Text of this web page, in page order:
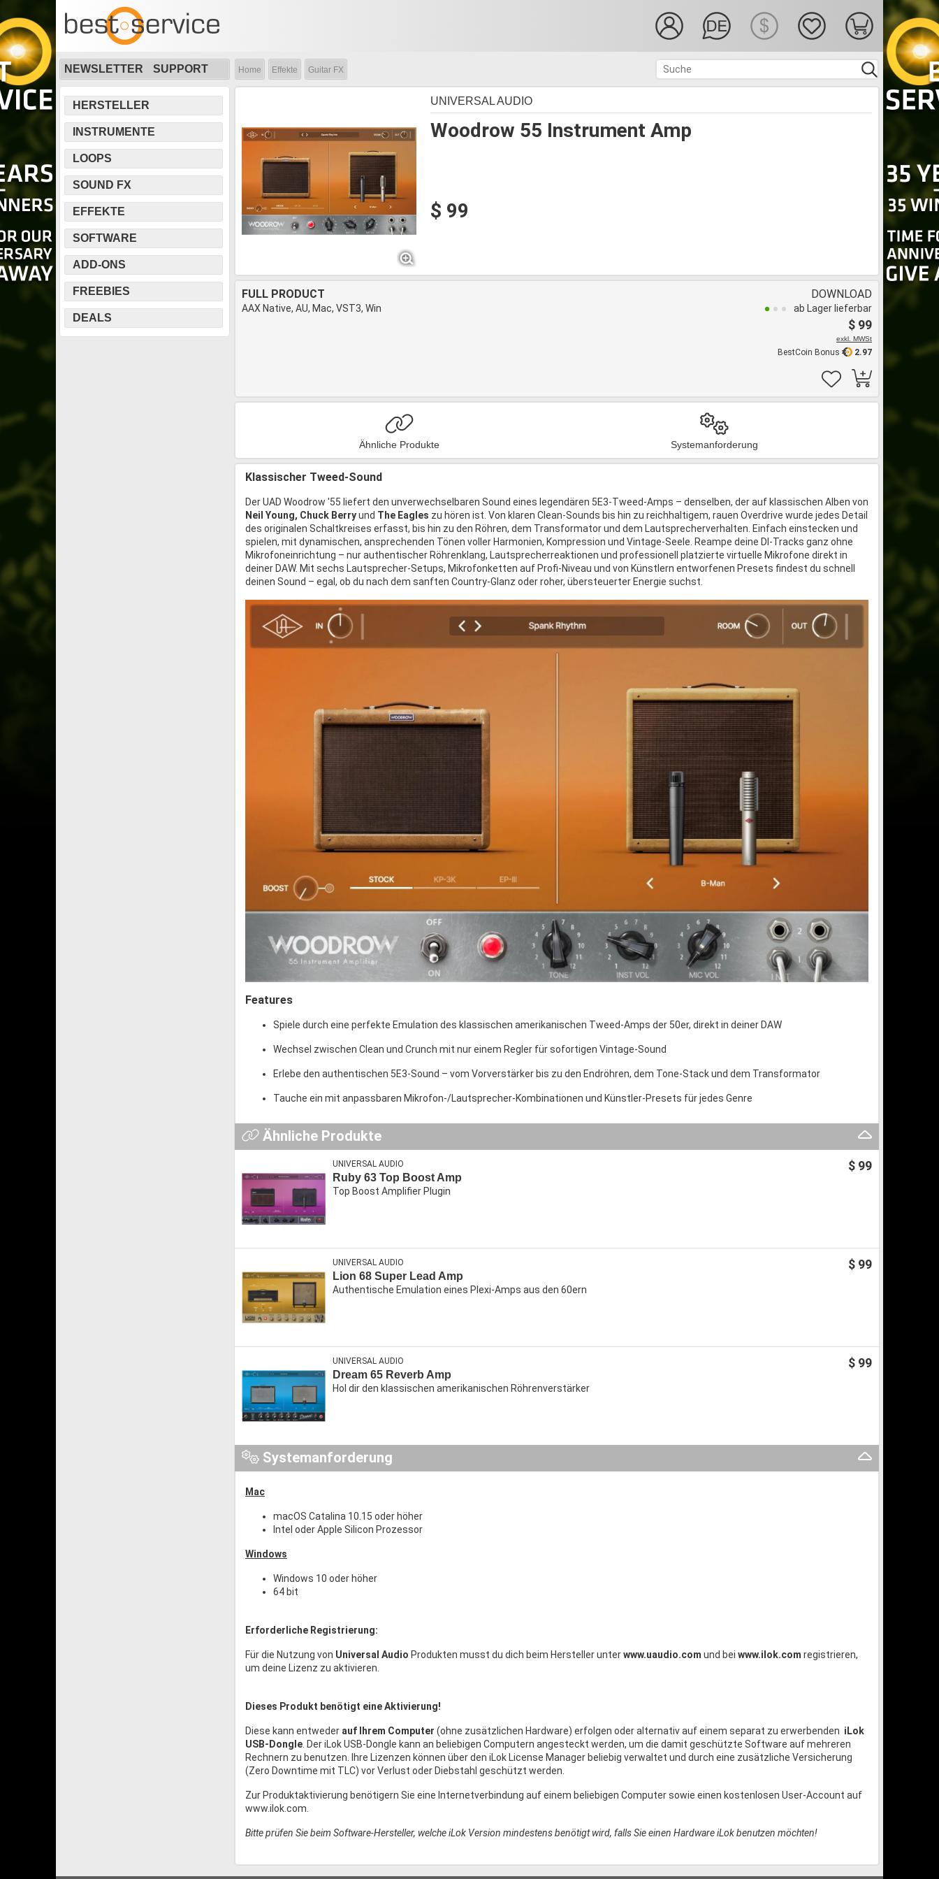
NEWSLETTER SUPPORT Home Effekte Guitar FX
HERSTELLER
INSTRUMENTE
LOOPS
SOUND FX
EFFEKTE
SOFTWARE
ADD-ONS
FREEBIES
DEALS
Woodrow 55 Instrument Amp
UNIVERSAL AUDIO
$ 99
FULL PRODUCT
AAX Native, AU, Mac, VST3, Win
DOWNLOAD
ab Lager lieferbar
$ 99
exkl. MWSt
2.97
BestCoin Bonus
Ähnliche Produkte Systemanforderung
Klassischer Tweed-Sound
Der UAD Woodrow '55 liefert den unverwechselbaren Sound eines legendären 5E3-Tweed-Amps – denselben, der auf klassischen Alben von
Neil Young, Chuck Berryund The Eagles zu hören ist. Von klaren Clean-Sounds bis hin zu reichhaltigem, rauen Overdrive wurde jedes Detail
des originalen Schaltkreises erfasst, bis hin zu den Röhren, dem Transformator und dem Lautsprecherverhalten. Einfach einstecken und
spielen, mit dynamischen, ansprechenden Tönen voller Harmonien, Kompression und Vintage-Seele. Reampe deine DI-Tracks ganz ohne
Mikrofoneinrichtung – nur authentischer Röhrenklang, Lautsprecherreaktionen und professionell platzierte virtuelle Mikrofone direkt in
deiner DAW. Mit sechs Lautsprecher-Setups, Mikrofonketten auf Profi-Niveau und von Künstlern entworfenen Presets findest du schnell
deinen Sound – egal, ob du nach dem sanften Country-Glanz oder roher, übersteuerter Energie suchst.
Features
Spiele durch eine perfekte Emulation des klassischen amerikanischen Tweed-Amps der 50er, direkt in deiner DAW
Wechsel zwischen Clean und Crunch mit nur einem Regler für sofortigen Vintage-Sound
Erlebe den authentischen 5E3-Sound – vom Vorverstärker bis zu den Endröhren, dem Tone-Stack und dem Transformator
Tauche ein mit anpassbaren Mikrofon-/Lautsprecher-Kombinationen und Künstler-Presets für jedes Genre
Ähnliche Produkte
$ 99
UNIVERSAL AUDIO
Ruby 63 Top Boost Amp
Top Boost Amplifier Plugin
$ 99
UNIVERSAL AUDIO
Lion 68 Super Lead Amp
Authentische Emulation eines Plexi-Amps aus den 60ern
$ 99
UNIVERSAL AUDIO
Dream 65 Reverb Amp
Hol dir den klassischen amerikanischen Röhrenverstärker
Systemanforderung
Mac
macOS Catalina 10.15 oder höher
Intel oder Apple Silicon Prozessor
Windows
Windows 10 oder höher
64 bit
Erforderliche Registrierung:
Für die Nutzung von Universal Audio Produkten musst du dich beim Hersteller unterwww.uaudio.com und bei www.ilok.com registrieren,
um deine Lizenz zu aktivieren.
Dieses Produkt benötigt eine Aktivierung!
Diese kann entweder auf Ihrem Computer (ohne zusätzlichen Hardware) erfolgen oder alternativ auf einem separat zu erwerbenden iLok
USB-Dongle . Der iLok USB-Dongle kann an beliebigen Computern angesteckt werden, um die damit geschützte Software auf mehreren
Rechnern zu benutzen. Ihre Lizenzen können über den iLok License Manager beliebig verwaltet und durch eine zusätzliche Versicherung
(Zero Downtime mit TLC) vor Verlust oder Diebstahl geschützt werden.
Zur Produktaktivierung benötigern Sie eine Internetverbindung auf einem beliebigen Computer sowie einen kostenlosen User-Account auf
www.ilok.com.
Bitte prüfen Sie beim Software-Hersteller, welche iLok Version mindestens benötigt wird, falls Sie einen Hardware iLok benutzen möchten!